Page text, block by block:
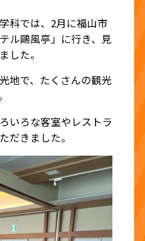
科では、2月に福山市
ル鷗風亭」に行き、見
した。
地で、たくさんの観光
いろな客室やレストラ
だきました。